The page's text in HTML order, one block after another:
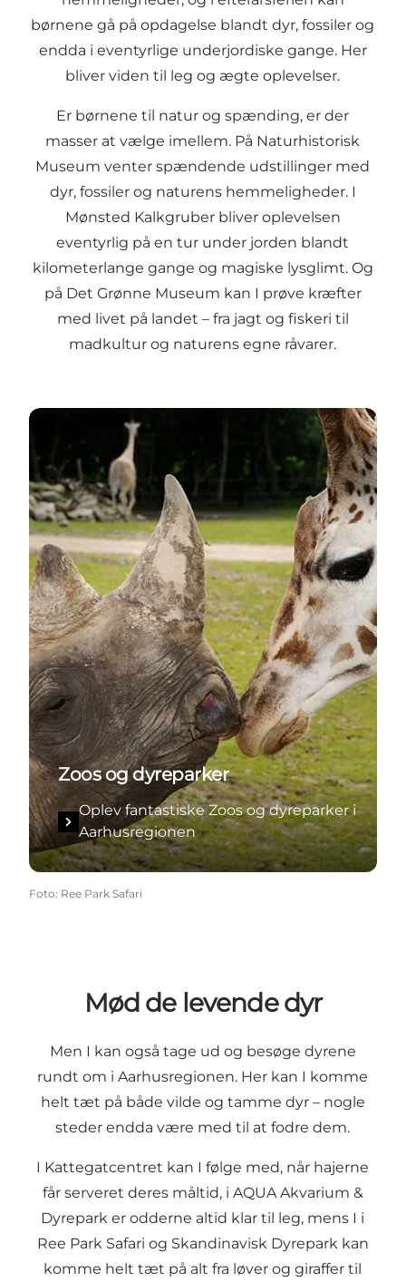
børnene gå på opdagelse blandt dyr, fossiler og
endda i eventyrlige underjordiske gange. Her
bliver viden til leg og ægte oplevelser.
Er børnene til natur og spænding, er der
masser at vælge imellem. På Naturhistorisk
Museum venter spændende udstillinger med
dyr, fossiler og naturens hemmeligheder. I
Mønsted Kalkgruberbliver oplevelsen
eventyrlig på en tur under jorden blandt
kilometerlange gange og magiske lysglimt. Og
på Det Grønne Museum kan I prøve kræfter
med livet på landet – fra jagt og fiskeri til
madkultur og naturens egne råvarer.
Oplev fantastiske Zoos og dyreparker i
Zoos og dyreparker
Oplev fantastiske Zoos og dyreparker i
Aarhusregionen
Foto: Ree Park Safari
Mød de levende dyr
Men I kan også tage ud og besøge dyrene
rundt om i Aarhusregionen. Her kan I komme
helt tæt på både vilde og tamme dyr – nogle
steder endda være med til at fodre dem.
I Kattegatcentret kan I følge med, når hajerne
får serveret deres måltid, i AQUA Akvarium &
Dyrepark er odderne altid klar til leg, mens I i
Ree Park Safari og Skandinavisk Dyrepark kan
komme helt tæt på alt fra løver og giraffer til